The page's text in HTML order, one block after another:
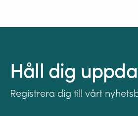
Håll dig
Registrera dig till vårt